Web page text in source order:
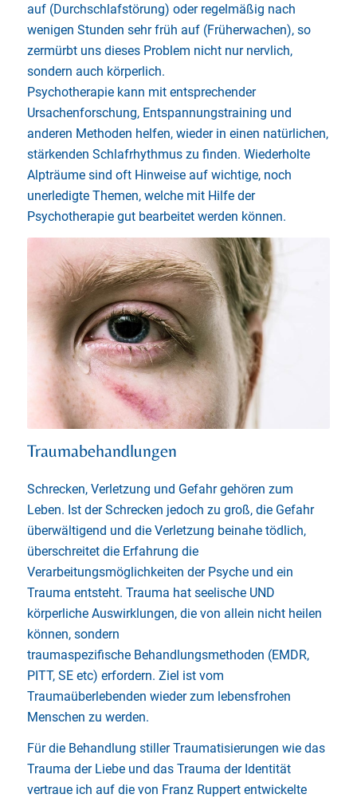
auf (Durchschlafstörung) oder regelmäßig nach
wenigen Stunden sehr früh auf (Früherwachen), so
zermürbt uns dieses Problem nicht nur nervlich,
sondern auch körperlich.
Psychotherapie kann mit entsprechender
Ursachenforschung, Entspannungstraining und
anderen Methoden helfen, wieder in einen natürlichen,
stärkenden Schlafrhythmus zu finden. Wiederholte
Alpträume sind oft Hinweise auf wichtige, noch
unerledigte Themen, welche mit Hilfe der
Psychotherapie gut bearbeitet werden können.
Traumabehandlungen
Schrecken, Verletzung und Gefahr gehören zum
Leben. Ist der Schrecken jedoch zu groß, die Gefahr
überwältigend und die Verletzung beinahe tödlich,
überschreitet die Erfahrung die
Verarbeitungsmöglichkeiten der Psyche und ein
Trauma entsteht. Trauma hat seelische UND
körperliche Auswirklungen, die von allein nicht heilen
können, sondern
traumaspezifische Behandlungsmethoden (EMDR,
PITT, SE etc) erfordern. Ziel ist vom
Traumaüberlebenden wieder zum lebensfrohen
Menschen zu werden.
Für die Behandlung stiller Traumatisierungen wie das
Trauma der Liebe und das Trauma der Identität
vertraue ich auf die von Franz Ruppert entwickelte